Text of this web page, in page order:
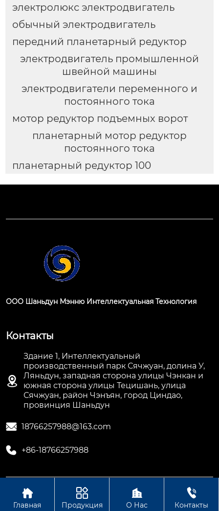
электролюкс электродвигатель
обычный электродвигатель
передний планетарный редуктор
электродвигатель промышленной
швейной машины
электродвигатели переменного и
постоянного тока
мотор редуктор подъемных ворот
планетарный мотор редуктор
постоянного тока
планетарный редуктор 100
ООО Шаньдун Мэнню Интеллектуальная Технология
Контакты

Здание 1, Интеллектуальный
производственный парк Сячжуан, долина У,
Ляньдун, западная сторона улицы Чэнкан и
южная сторона улицы Тецишань, улица
Сячжуан, район Чэнъян, город Циндао,
провинция Шаньдун
 18766257988@163.com
 +86-18766257988
Авторское право©ООО Шаньдун Мэнню
Интеллектуальная Технология

Главная

Продукция

О Нас

Контакты